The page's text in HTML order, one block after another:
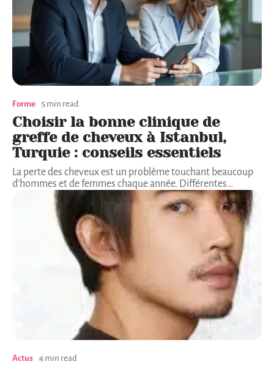
Forme 5 min read
Choisir la bonne clinique de
greffe de cheveux à Istanbul,
Turquie : conseils essentiels
La perte des cheveux est un problème touchant beaucoup
d’hommes et de femmes chaque année. Différentes…
Actus 4 min read